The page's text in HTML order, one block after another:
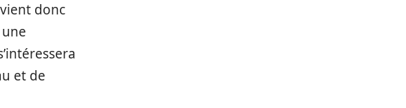
donc
et de